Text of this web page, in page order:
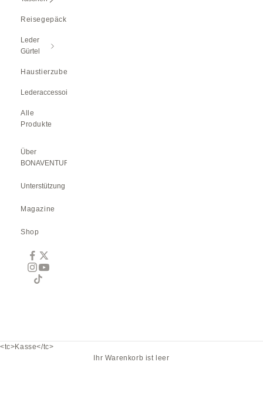
Reisegepäck
Leder
Gürtel
Haustierzubehör
Lederaccessoires
Alle
Produkte
Über
BONAVENTURA
Unterstützung
Magazine
Shop
<tc>Kasse</tc>
Ihr Warenkorb ist leer